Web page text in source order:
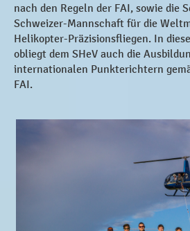
nach den Regeln der FAI, sowie die
Schweizer-Mannschaft für die
Helikopter-Präzisionsfliegen. In
obliegt dem SHeV auch die
internationalen Punkterichtern
FAI.